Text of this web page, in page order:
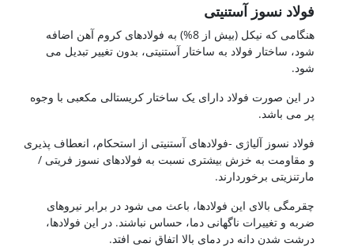
فولاد نسوز آستنیتی
هنگامی که نیکل (بیش از 8%) به فولادهای کروم آهن اضافه
شود، ساختار فولاد به ساختار آستنیتی، بدون تغییر تبدیل می
شود.
در این صورت فولاد دارای یک ساختار کریستالی مکعبی با وجوه
پر می باشد.
فولاد نسوز آلیاژی -فولادهای آستنیتی از استحکام، انعطاف پذیری
و مقاومت به خزش بیشتری نسبت به فولادهای نسوز فریتی /
مارتنزیتی برخوردارند.
چقرمگی بالای این فولادها، باعث می شود در برابر نیروهای
ضربه و تغییرات ناگهانی دما، حساس نباشند. در این فولادها،
درشت شدن دانه در دمای بالا اتفاق نمی افتد.